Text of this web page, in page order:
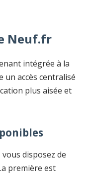
Neuf.fr
intégrée à la
un accès centralisé
plus aisée et
disposez de
première est